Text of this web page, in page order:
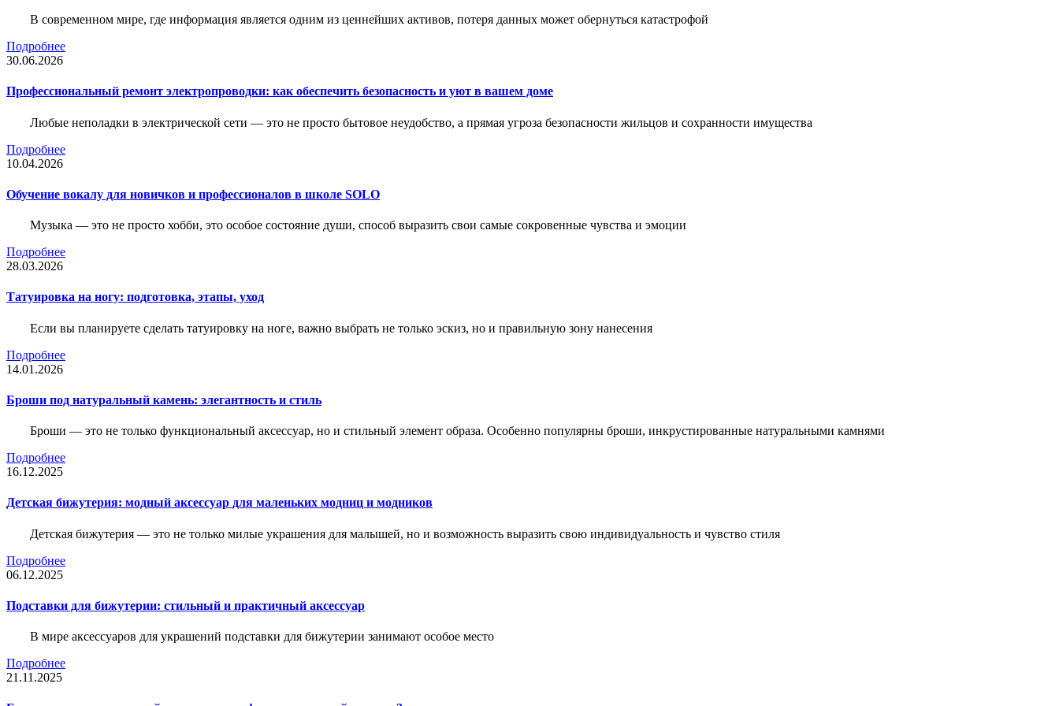
В современном мире, где информация является одним из ценнейших активов, потеря данных может обернуться катастрофой
Подробнее
30.06.2026
Профессиональный ремонт электропроводки: как обеспечить безопасность и уют в вашем доме
Любые неполадки в электрической сети — это не просто бытовое неудобство, а прямая угроза безопасности жильцов и сохранности имущества
Подробнее
10.04.2026
Обучение вокалу для новичков и профессионалов в школе SOLO
Музыка — это не просто хобби, это особое состояние души, способ выразить свои самые сокровенные чувства и эмоции
Подробнее
28.03.2026
Татуировка на ногу: подготовка, этапы, уход
Если вы планируете сделать татуировку на ноге, важно выбрать не только эскиз, но и правильную зону нанесения
Подробнее
14.01.2026
Броши под натуральный камень: элегантность и стиль
Броши — это не только функциональный аксессуар, но и стильный элемент образа. Особенно популярны броши, инкрустированные натуральными камнями
Подробнее
16.12.2025
Детская бижутерия: модный аксессуар для маленьких модниц и модников
Детская бижутерия — это не только милые украшения для малышей, но и возможность выразить свою индивидуальность и чувство стиля
Подробнее
06.12.2025
Подставки для бижутерии: стильный и практичный аксессуар
В мире аксессуаров для украшений подставки для бижутерии занимают особое место
Подробнее
21.11.2025